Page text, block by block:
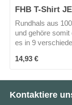
FHB T-Shirt
Rundhals aus
und gehöre
es in 9
Regulärer Preis:
14,93 €
Kontaktiere